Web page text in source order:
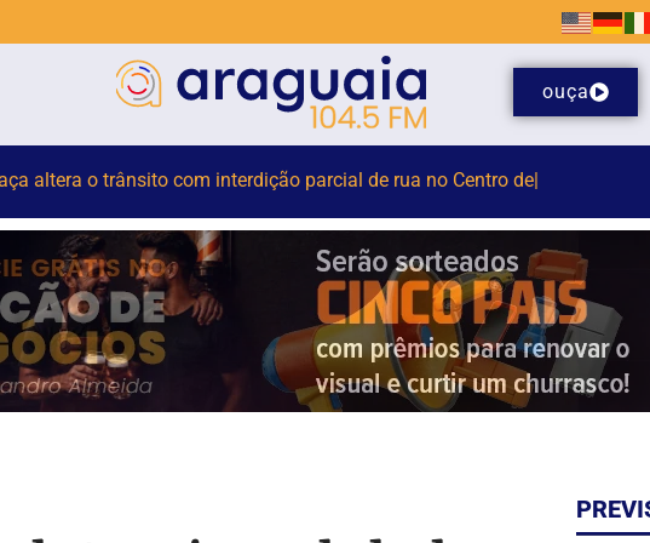
ouça
do Dia dos Pais e Passeios Ciclísticos mobilizam Brusque neste sábado (8)